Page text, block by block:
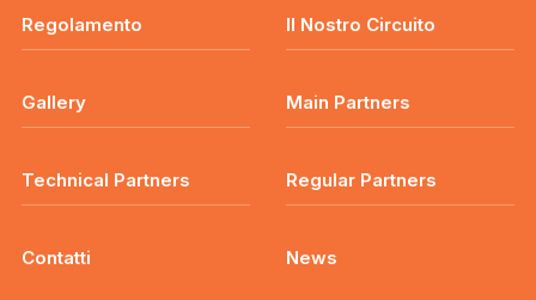
Regolamento Il Nostro Circuito
Gallery Main Partners
Technical Partners Regular Partners
Contatti News